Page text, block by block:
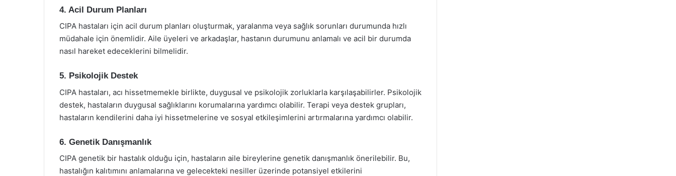
4. Acil Durum Planları
CIPA hastaları için acil durum planları oluşturmak, yaralanma veya sağlık sorunları durumunda hızlı
müdahale için önemlidir. Aile üyeleri ve arkadaşlar, hastanın durumunu anlamalı ve acil bir durumda
nasıl hareket edeceklerini bilmelidir.
5. Psikolojik Destek
CIPA hastaları, acı hissetmemekle birlikte, duygusal ve psikolojik zorluklarla karşılaşabilirler. Psikolojik
destek, hastaların duygusal sağlıklarını korumalarına yardımcı olabilir. Terapi veya destek grupları,
hastaların kendilerini daha iyi hissetmelerine ve sosyal etkileşimlerini artırmalarına yardımcı olabilir.
6. Genetik Danışmanlık
CIPA genetik bir hastalık olduğu için, hastaların aile bireylerine genetik danışmanlık önerilebilir. Bu,
hastalığın kalıtımını anlamalarına ve gelecekteki nesiller üzerinde potansiyel etkilerini